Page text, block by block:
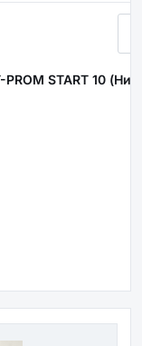
START 10